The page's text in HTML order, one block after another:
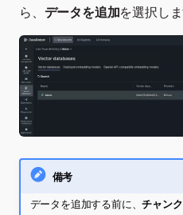
ら、 データを追加を選択しま
備考
データを追加する前に、チャン